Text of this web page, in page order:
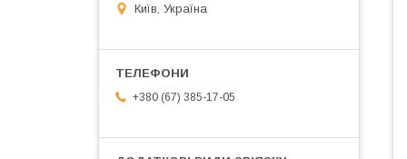
Київ, Україна
+380 (67) 385-17-05